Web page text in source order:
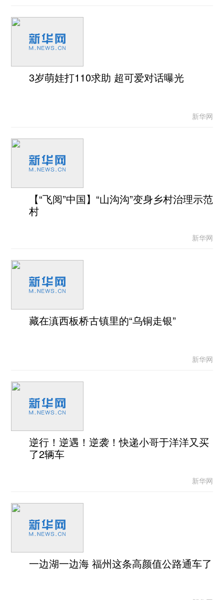
3岁萌娃打110求助 超可爱对话曝光
新华网
【“飞阅”中国】“山沟沟”变身乡村治理示范
村
新华网
藏在滇西板桥古镇里的“乌铜走银”
新华网
逆行！逆遇！逆袭！快递小哥于洋洋又买
了2辆车
新华网
一边湖一边海 福州这条高颜值公路通车了